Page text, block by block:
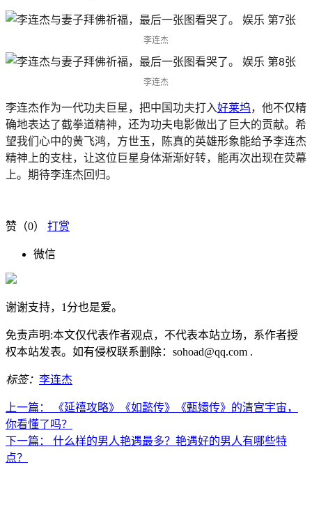
李连杰
李连杰
李连杰作为一代功夫巨星，把中国功夫打入好莱坞，他不仅精
确地表达了截拳道精神，还为功夫电影做出了巨大的贡献。希
望我们心中的黄飞鸿，方世玉，陈真的英雄形象能给予李连杰
精神上的支柱，让这位巨星身体渐渐好转，能再次出现在荧幕
上。期待李连杰回归。
赞（0） 打赏
微信
谢谢支持，1分也是爱。
免责声明:本文仅代表作者观点，不代表本站立场，系作者授
权本站发表。如有侵权联系删除：sohoad@qq.com .
标签： 李连杰
上一篇：
《延禧攻略》《如懿传》《甄嬛传》的清宫宇宙，
你看懂了吗？
下一篇：
什么样的男人艳遇最多？艳遇好的男人有哪些特
点？